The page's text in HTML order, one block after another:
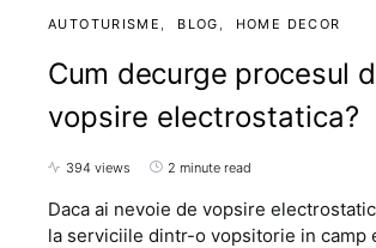
AUTOTURISME BLOG HOME DECOR
Cum decurge procesul
vopsire electrostatica?
394 views 2 minute read
Daca ai nevoie de vopsire
la serviciile dintr-o vopsitorie in camp